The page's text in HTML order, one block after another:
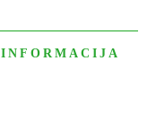
INFORMACIJA